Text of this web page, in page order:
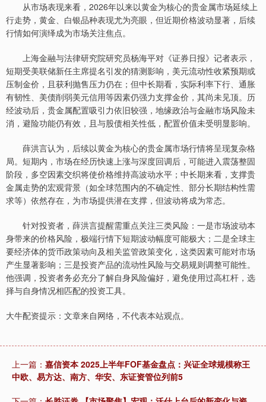
从市场表现来看，2026年以来以黄金为核心的贵金属市场延续上
行走势，黄金、白银品种表现尤为亮眼，但近期价格波动显著，后续
行情如何演绎成为市场关注焦点。
上海金融与法律研究院研究员杨海平对《证券日报》记者表示，
短期受美联储新任主席提名引发的猜测影响，美元流动性收紧预期或
压制金价，且获利抛售压力仍在；但中长期看，实际利率下行、通胀
有韧性、美债削弱美元信用等因素仍强力支撑金价，其尚未见顶。历
经波动后，贵金属配置吸引力依旧较强，地缘政治与金融市场风险未
消，避险功能仍有效，且与股债相关性低，配置价值未受明显影响。
薛洪言认为，后续以黄金为核心的贵金属市场行情将呈现复杂格
局。短期内，市场在经历快速上涨与深度回调后，可能进入震荡整固
阶段，多空因素交织将使价格维持高波动水平；中长期来看，支撑贵
金属走势的宏观背景（如全球范围内的不确定性、部分长期结构性需
求等）依然存在，为市场提供潜在支撑，但波动将成为常态。
针对投资者，薛洪言提醒需重点关注三类风险：一是市场波动本
身带来的价格风险，极端行情下短期波动幅度可能极大；二是全球主
要经济体的货币政策动向及相关监管政策变化，这类因素可能对市场
产生显著影响；三是投资产品的流动性风险与交易规则调整可能性。
他强调，投资者务必充分了解自身风险偏好，避免使用过高杠杆，选
择与自身情况相匹配的投资工具。
大牛配资提示：文章来自网络，不代表本站观点。
上一篇： 嘉信资本 2025上半年FOF基金盘点：兴证全球规模称王
中欧、易方达、南方、华安、东证资管位列前5